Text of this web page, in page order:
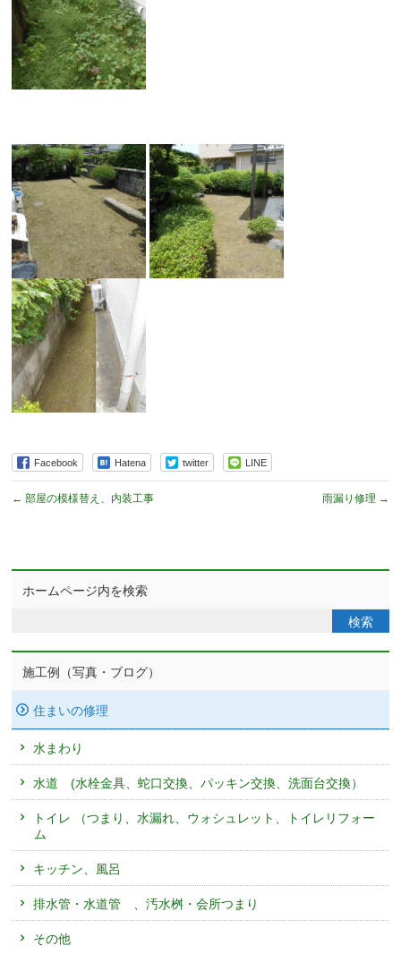
Facebook Hatena twitter LINE
← 部屋の模様替え、内装工事 雨漏り修理 →
ホームページ内を検索
施工例（写真・ブログ）
住まいの修理
水まわり
水道 (水栓金具、蛇口交換、パッキン交換、洗面台交換）
トイレ （つまり、水漏れ、ウォシュレット、トイレリフォー
ム
キッチン、風呂
排水管・水道管 、汚水桝・会所つまり
その他